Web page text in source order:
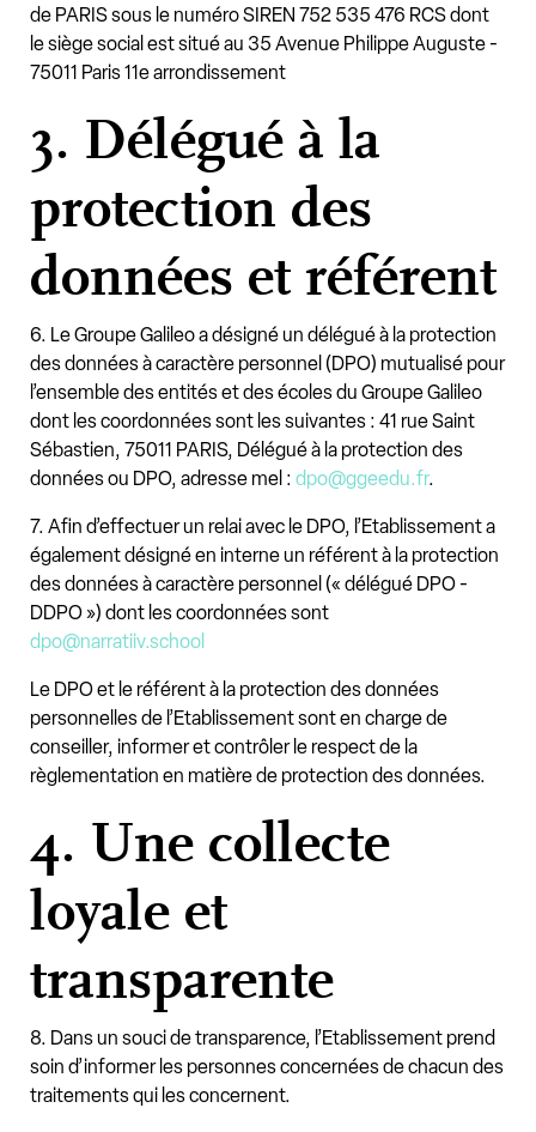
de PARIS sous le numéro SIREN 752 535 476 RCS dont
le siège social est situé au 35 Avenue Philippe Auguste -
75011 Paris 11e arrondissement
3. Délégué à la
protection des
données et référent
6. Le Groupe Galileo a désigné un délégué à la protection
des données à caractère personnel (DPO) mutualisé pour
l’ensemble des entités et des écoles du Groupe Galileo
dont les coordonnées sont les suivantes : 41 rue Saint
Sébastien, 75011 PARIS, Délégué à la protection des
données ou DPO, adresse mel : dpo@ggeedu.fr.
7. Afin d’effectuer un relai avec le DPO, l’Etablissement a
également désigné en interne un référent à la protection
des données à caractère personnel (« délégué DPO -
DDPO ») dont les coordonnées sont
dpo@narratiiv.school
Le DPO et le référent à la protection des données
personnelles de l’Etablissement sont en charge de
conseiller, informer et contrôler le respect de la
règlementation en matière de protection des données.
4. Une collecte
loyale et
transparente
8. Dans un souci de transparence, l’Etablissement prend
soin d’informer les personnes concernées de chacun des
traitements qui les concernent.